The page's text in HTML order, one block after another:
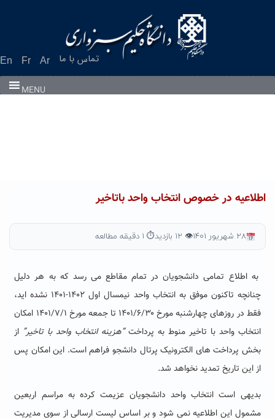
En Fr Ar تماس با ما
MENU
اطلاعیه در خصوص انتخاب واحد باتاخیر
۲۸ شهریور ۱۴۰۱ 👁 ۱۲ بازدید ⏱ ۱ دقیقه مطالعه
به اطلاع تمامی دانشجویان در تمام مقاطع می رسد که به هر دلیل
چنانچه تاکنون موفق به انتخاب واحد نیمسال اول ۱۴۰۲-۱۴۰۱ نشده اید،
فقط در روزهای چهارشنبه مورخ ۱۴۰۱/۶/۳۰ تا جمعه مورخ ۱۴۰۱/۷/۱ امکان
انتخاب واحد با تاخیر منوط به پرداخت“هزینه انتخاب واحد با تاخیر” از
بخش پرداخت های الکترونیک پرتال دانشجو فراهم است. این امکان پس
از این تاریخ تمدید نخواهد شد.
بدیهی است انتخاب واحد دانشجویان عزیمت کرده به مراسم اربعین
مشمول این اطلاعیه نمی شود و بر اساس لیست ارسالی از سوی مدیریت